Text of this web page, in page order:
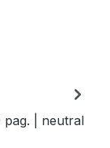
pag. | neutral